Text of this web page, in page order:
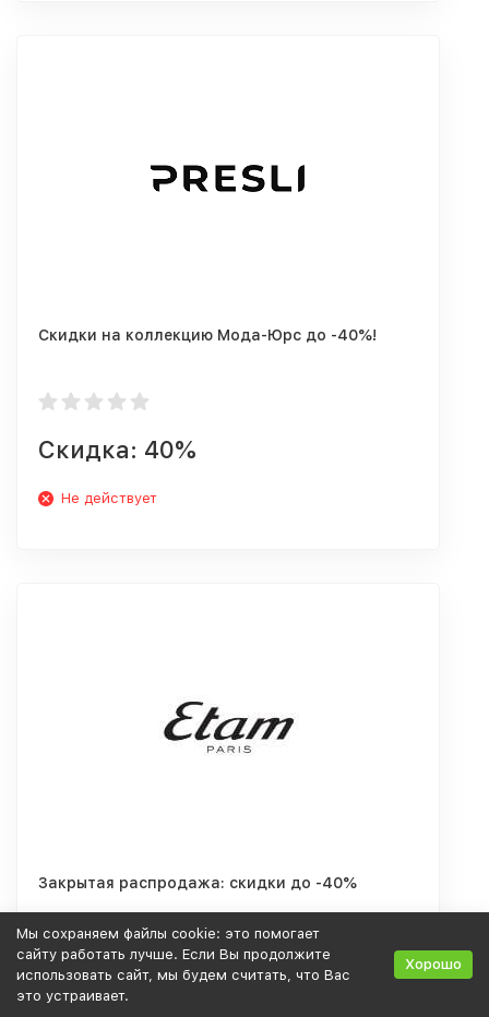
Скидки на коллекцию Мода-Юрс до -40%!
Скидка: 40%
Не действует
Закрытая распродажа: скидки до -40%
Скидка: 40%
Мы сохраняем файлы cookie: это помогает
сайту работать лучше. Если Вы продолжите
использовать сайт, мы будем считать, что Вас
это устраивает.
Хорошо